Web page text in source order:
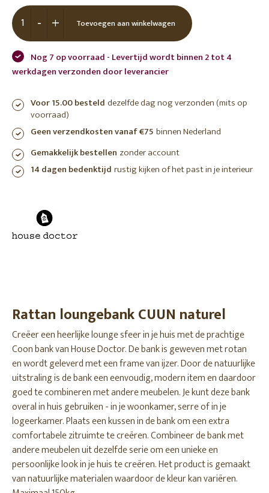
+
- Toevoegen aan winkelwagen
Nog 7 op voorraad - Levertijd wordt binnen 2 tot 4
werkdagen verzonden door leverancier
Voor 15.00 besteld dezelfde dag nog verzonden (mits op
voorraad)
Geen verzendkosten vanaf €75 binnen Nederland
Gemakkelijk bestellen zonder account
14 dagen bedenktijd rustig kijken of het past in je interieur
Rattan loungebank CUUN naturel
Creëer een heerlijke lounge sfeer in je huis met de prachtige
Coon bank van House Doctor. De bank is geweven met rotan
en wordt geleverd met een frame van ijzer. Door de natuurlijke
uitstraling is de bank een eenvoudig, modern item en daardoor
goed te combineren met andere meubelen. Je kunt deze bank
overal in huis gebruiken - in je woonkamer, serre of in je
logeerkamer. Plaats een kussen in de bank om een ​​extra
comfortabele zitruimte te creëren. Combineer de bank met
andere meubelen uit dezelfde serie om een ​​unieke en
persoonlijke look in je huis te creëren. Het product is gemaakt
van natuurlijke materialen waardoor de kleur kan variëren.